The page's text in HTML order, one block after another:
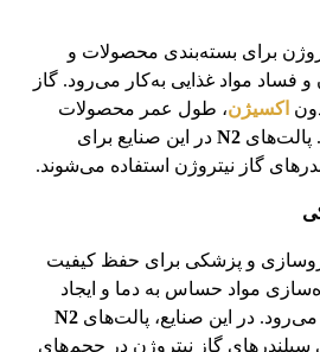
برای بسته‌بندی محصولات و
فساد مواد غذایی به‌کار می‌رود. گاز
اکسیژن، طول عمر محصولات
پالت‌هایN2 در این صنایع برای
گاز نیتروژن استفاده می‌شوند.
و پزشکی برای حفظ کیفیت
مواد حساس به دما و ایجاد
در این صنایع، پالت‌هایN2
گاز نیتروژن در حجم‌های